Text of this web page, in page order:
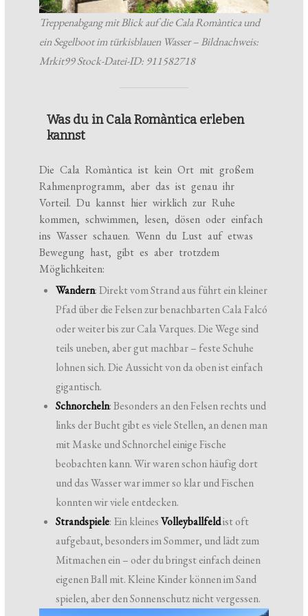
Treppenabgang mit Blick auf die Cala Romàntica und
ein Segelboot im türkisblauen Wasser – Bildnachweis:
Mrkit99 Stock-Datei-ID: 911582718
Was du in Cala Romàntica erleben
kannst
Die Cala Romàntica ist kein Ort mit großem
Rahmenprogramm, aber das ist genau ihr
Vorteil. Du kannst hier wirklich zur Ruhe
kommen, schwimmen, lesen, dösen oder einfach
ins Wasser schauen. Wenn du Lust auf etwas
Bewegung hast, gibt es aber trotzdem
Möglichkeiten:
Wandern: Direkt vom Strand aus führt ein kleiner
Pfad über die Felsen zur benachbarten Cala Falcó
oder weiter bis zur Cala Varques. Die Wege sind
teils uneben, aber gut machbar – feste Schuhe
lohnen sich. Die Aussicht von da oben ist einfach
gigantisch.
Schnorcheln: Besonders an den Felsen rechts und
links der Bucht gibt es viele Stellen, an denen man
mit Maske und Schnorchel einige Fische
beobachten kann. Wir waren schon häufig dort
und das Wasser war immer so klar und Fischen
konnten wir viele entdecken.
Strandspiele: Ein kleinesVolleyballfeldist oft
aufgebaut, besonders im Sommer, und lädt zum
Mitmachen ein – oder du bringst einfach deinen
eigenen Ball mit. Kleine Kinder können im Sand
spielen, aber den Sonnenschutz nicht vergessen.